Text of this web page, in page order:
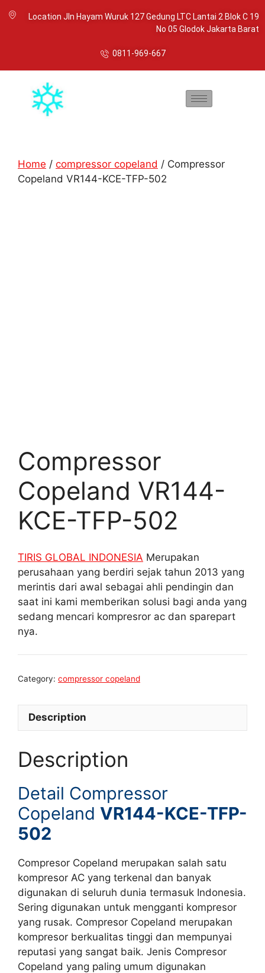
Location Jln Hayam Wuruk 127 Gedung LTC Lantai 2 Blok C 19
No 05 Glodok Jakarta Barat
0811-969-667
Home / compressor copeland / Compressor
Copeland VR144-KCE-TFP-502
Compressor
Copeland VR144-
KCE-TFP-502
TIRIS GLOBAL INDONESIA Merupakan
perusahaan yang berdiri sejak tahun 2013 yang
merintis dari awal sebagai ahli pendingin dan
saat ini kami memberikan solusi bagi anda yang
sedang mencari kompresror ac dan sparepart
nya.
Category: compressor copeland
Description
Description
Detail Compressor
Copeland VR144-KCE-TFP-
502
Compresor Copeland merupakan salah satu
kompresor AC yang terkenal dan banyak
digunakan di seluruh dunia termasuk Indonesia.
Sering digunakan untuk mengganti kompresor
yang rusak. Compresor Copeland merupakan
kompresor berkualitas tinggi dan mempunyai
reputasi yang sangat baik. Jenis Compresor
Copeland yang paling umum digunakan